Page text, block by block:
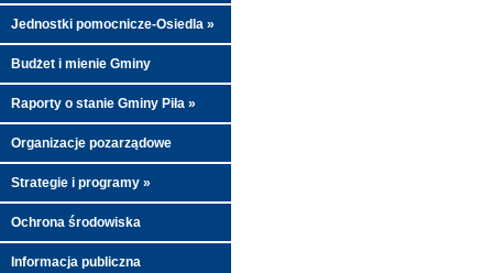
Jednostki pomocnicze-Osiedla »
Budżet i mienie Gminy
Raporty o stanie Gminy Piła »
Organizacje pozarządowe
Strategie i programy »
Ochrona środowiska
Informacja publiczna